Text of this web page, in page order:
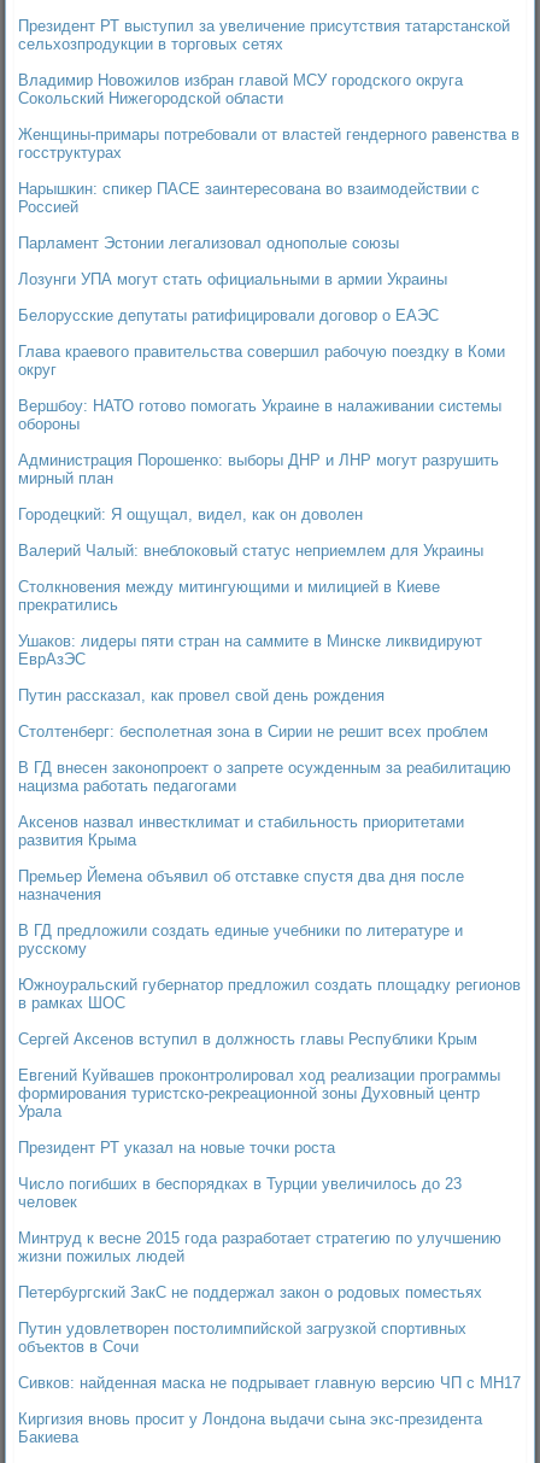
Президент РТ выступил за увеличение присутствия татарстанской
сельхозпродукции в торговых сетях
Владимир Новожилов избран главой МСУ городского округа
Сокольский Нижегородской области
Женщины-примары потребовали от властей гендерного равенства в
госструктурах
Нарышкин: спикер ПАСЕ заинтересована во взаимодействии с
Россией
Парламент Эстонии легализовал однополые союзы
Лозунги УПА могут стать официальными в армии Украины
Белорусские депутаты ратифицировали договор о ЕАЭС
Глава краевого правительства совершил рабочую поездку в Коми
округ
Вершбоу: НАТО готово помогать Украине в налаживании системы
обороны
Администрация Порошенко: выборы ДНР и ЛНР могут разрушить
мирный план
Городецкий: Я ощущал, видел, как он доволен
Валерий Чалый: внеблоковый статус неприемлем для Украины
Столкновения между митингующими и милицией в Киеве
прекратились
Ушаков: лидеры пяти стран на саммите в Минске ликвидируют
ЕврАзЭС
Путин рассказал, как провел свой день рождения
Столтенберг: бесполетная зона в Сирии не решит всех проблем
В ГД внесен законопроект о запрете осужденным за реабилитацию
нацизма работать педагогами
Аксенов назвал инвестклимат и стабильность приоритетами
развития Крыма
Премьер Йемена объявил об отставке спустя два дня после
назначения
В ГД предложили создать единые учебники по литературе и
русскому
Южноуральский губернатор предложил создать площадку регионов
в рамках ШОС
Сергей Аксенов вступил в должность главы Республики Крым
Евгений Куйвашев проконтролировал ход реализации программы
формирования туристско-рекреационной зоны Духовный центр
Урала
Президент РТ указал на новые точки роста
Число погибших в беспорядках в Турции увеличилось до 23
человек
Минтруд к весне 2015 года разработает стратегию по улучшению
жизни пожилых людей
Петербургский ЗакС не поддержал закон о родовых поместьях
Путин удовлетворен постолимпийской загрузкой спортивных
объектов в Сочи
Сивков: найденная маска не подрывает главную версию ЧП с MH17
Киргизия вновь просит у Лондона выдачи сына экс-президента
Бакиева